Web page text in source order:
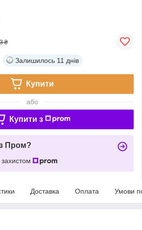
₴
Залишилось 11 днів
Купити
або
Купити з
Пром?
Доставка Оплата Умови